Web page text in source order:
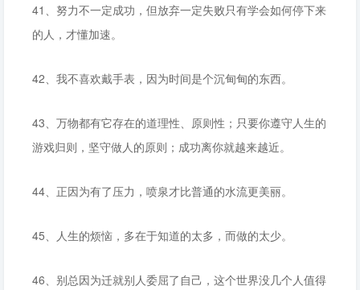
41、努力不一定成功，但放弃一定失败只有学会如何停下来
的人，才懂加速。
42、我不喜欢戴手表，因为时间是个沉甸甸的东西。
43、万物都有它存在的道理性、原则性；只要你遵守人生的
游戏归则，坚守做人的原则；成功离你就越来越近。
44、正因为有了压力，喷泉才比普通的水流更美丽。
45、人生的烦恼，多在于知道的太多，而做的太少。
46、别总因为迁就别人委屈了自己，这个世界没几个人值得